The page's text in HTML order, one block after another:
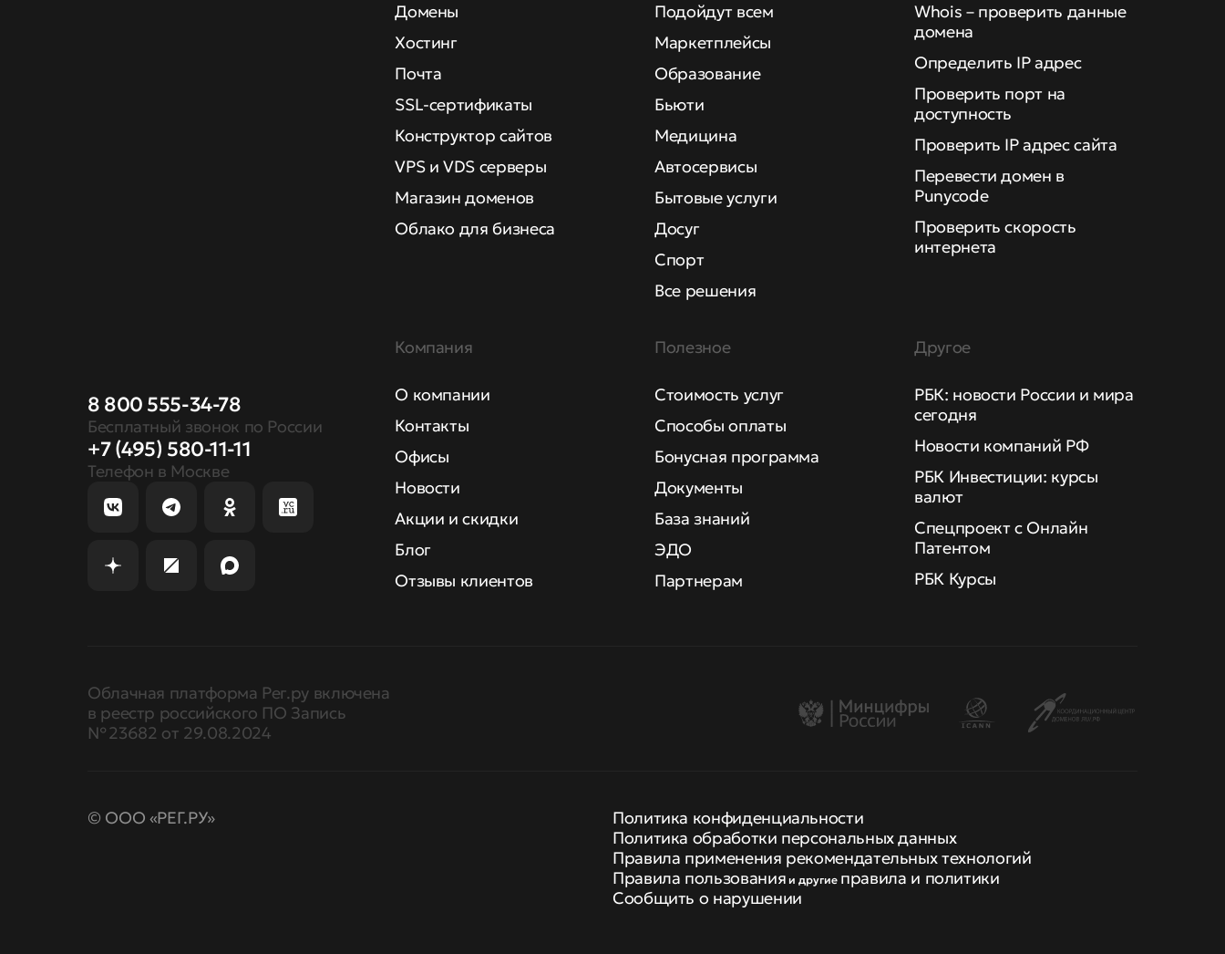
8 800 555-34-78
Бесплатный звонок по России
+7 (495) 580-11-11
Телефон в Москве
Домены
Хостинг
Почта
SSL-сертификаты
Конструктор сайтов
VPS и VDS серверы
Магазин доменов
Облако для бизнеса
Подойдут всем
Маркетплейсы
Образование
Бьюти
Медицина
Автосервисы
Бытовые услуги
Досуг
Спорт
Все решения
Whois – проверить данные
домена
Определить IP адрес
Проверить порт на
доступность
Проверить IP адрес сайта
Перевести домен в
Punycode
Проверить скорость
интернета
Компания
О компании
Контакты
Офисы
Новости
Акции и скидки
Блог
Отзывы клиентов
Полезное
Стоимость услуг
Способы оплаты
Бонусная программа
Документы
База знаний
ЭДО
Партнерам
Другое
РБК: новости России и мира
сегодня
Новости компаний РФ
РБК Инвестиции: курсы
валют
Спецпроект с Онлайн
Патентом
РБК Курсы
Облачная платформа Рег.ру включена
в реестр российского ПО Запись
№ 23682 от 29.08.2024
© ООО «РЕГ.РУ»
Политика конфиденциальности
Политика обработки персональных данных
Правила применения рекомендательных технологий
Правила пользования и другие правила и политики
Сообщить о нарушении